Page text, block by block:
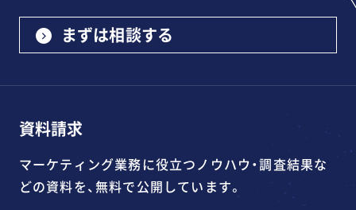
まずは相談する
資料請求
マーケティング業務に役立つノウハウ・調査結果な
どの資料を、無料で公開しています。